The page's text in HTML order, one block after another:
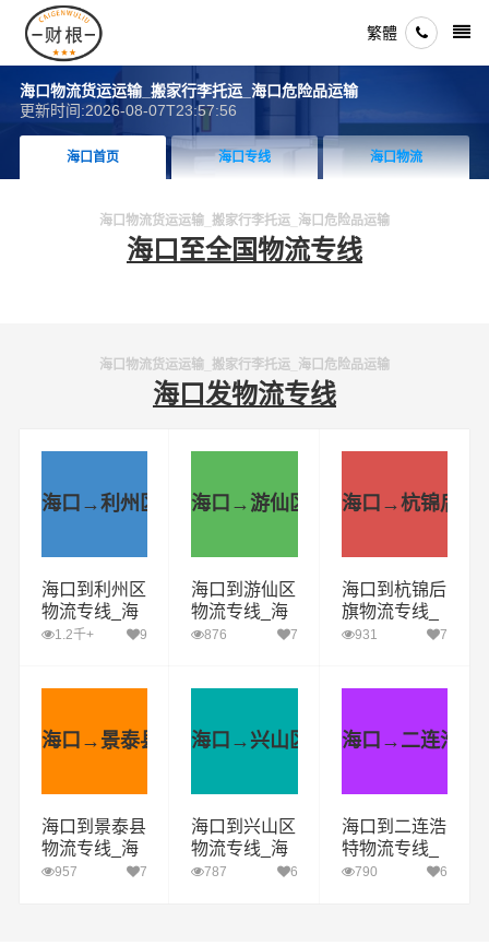
繁體
海口物流货运运输_搬家行李托运_海口危险品运输
更新时间:2026-08-07T23:57:56
海口首页 海口专线 海口物流
海口物流货运运输_搬家行李托运_海口危险品运输
海口至全国物流专线
海口物流货运运输_搬家行李托运_海口危险品运输
海口发物流专线
海口→利州区
海口到利州区
物流专线_海
口到利州区货
1.2千+ 9
海口→游仙区
海口到游仙区
物流专线_海
口到游仙区货
876 7
海口→杭锦后旗
海口到杭锦后
旗物流专线_
海口到杭锦后
931 7
海口→景泰县
海口到景泰县
物流专线_海
口到景泰县货
957 7
海口→兴山区
海口到兴山区
物流专线_海
口到兴山区货
787 6
海口→二连浩特
海口到二连浩
特物流专线_
海口到二连浩
790 6